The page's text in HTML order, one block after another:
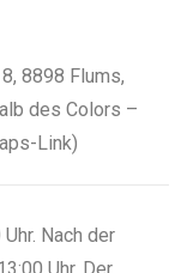
8898 Flums,
des Colors –
Link)
Nach der